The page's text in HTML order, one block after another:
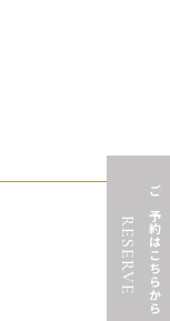
ご予約はこちらから
RESERVE